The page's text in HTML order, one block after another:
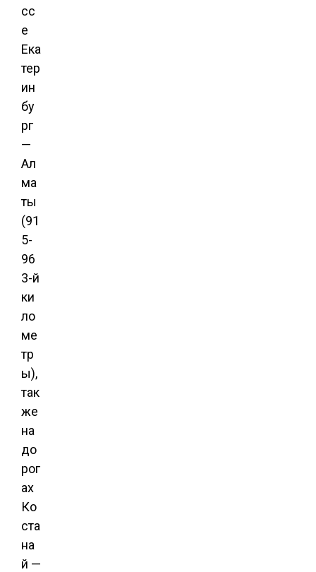
сс
е
Ека
тер
ин
бу
рг
—
Ал
ма
ты
(91
5-
96
3-й
ки
ло
ме
тр
ы),
так
же
на
до
рог
ах
Ко
ста
на
й —